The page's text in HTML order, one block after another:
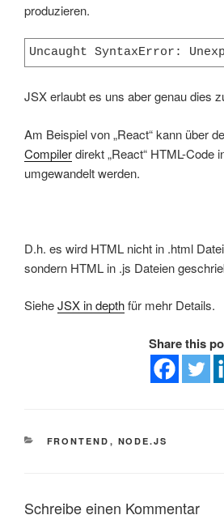
produzieren.
Uncaught SyntaxError:
JSX erlaubt es uns aber genau dies
Am Beispiel von „React“ kann über
Compilerdirekt „React“ HTML-Code
umgewandelt werden.
D.h. es wird HTML nicht in .html
sondern HTML in .js Dateien
SieheJSX in depthfür mehr Details.
Share this
KATEGORIEN
FRONTEND , NODE.JS
Schreibe einen Kommentar